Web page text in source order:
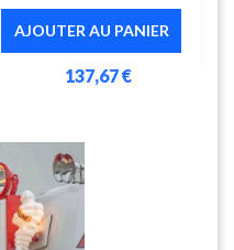
AJOUTER AU PANIER
137,67 €